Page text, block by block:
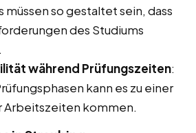
so gestaltet sein, dass
des Studiums
während Prüfungszeiten:
kann es zu einer
Arbeitszeiten kommen.